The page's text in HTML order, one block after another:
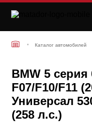
Каталог автомобилей
BMW 5
F07/F10/F11
Универсал
(258 л.с.)